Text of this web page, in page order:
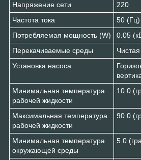
Напряжение сети
220
Частота тока
50 (Гц)
Потребляемая мощность (W)
0.05
Перекачиваемые среды
Установка насоса
Минимальная температура
рабочей жидкости
10.0
Максимальная температура
рабочей жидкости
90.0
Минимальная температура
окружающей среды
5.0